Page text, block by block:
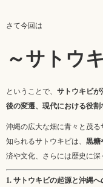
さて今回は
～サトウ
ということで、 サトウキビが
後の変遷、現代における役割
沖縄の広大な畑に青々と茂る
知られるサトウキビは、 黒糖
済や文化、さらには歴史に深
1. サトウキビの起源と沖縄へ